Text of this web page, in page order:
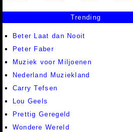
Trending
Beter Laat dan Nooit
Peter Faber
Muziek voor Miljoenen
Nederland Muziekland
Carry Tefsen
Lou Geels
Prettig Geregeld
Wondere Wereld